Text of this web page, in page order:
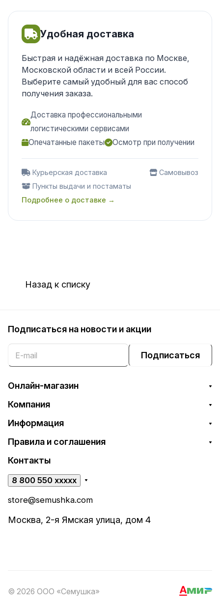
Удобная доставка
Быстрая и надёжная доставка по Москве,
Московской области и всей России.
Выберите самый удобный для вас способ
получения заказа.
Доставка профессиональными
логистическими сервисами
Опечатанные пакеты
Осмотр при получении
Курьерская доставка
Самовывоз
Пункты выдачи и постаматы
Подробнее о доставке →
Назад к списку
Подписаться на новости и акции
Подписаться
Онлайн-магазин
Компания
Информация
Правила и соглашения
Контакты
8 800 550 xxxxx
store@semushka.com
Москва, 2-я Ямская улица, дом 4
© 2026 ООО «Семушка»